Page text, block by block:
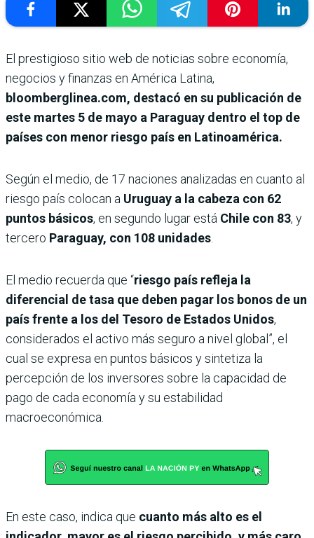
El prestigioso sitio web de noticias sobre economía,
negocios y finanzas en América Latina,
bloomberglinea.com, destacó en su publicación de
este martes 5 de mayo a Paraguay dentro el top de
países con menor riesgo país en Latinoamérica.
Según el medio, de 17 naciones analizadas en cuanto al
riesgo país colocan a Uruguay a la cabeza con 62
puntos básicos, en segundo lugar está Chile con 83, y
tercero Paraguay, con 108 unidades.
El medio recuerda que “riesgo país refleja la
diferencial de tasa que deben pagar los bonos de un
país frente a los del Tesoro de Estados Unidos,
considerados el activo más seguro a nivel global”, el
cual se expresa en puntos básicos y sintetiza la
percepción de los inversores sobre la capacidad de
pago de cada economía y su estabilidad
macroeconómica.
En este caso, indica que cuanto más alto es el